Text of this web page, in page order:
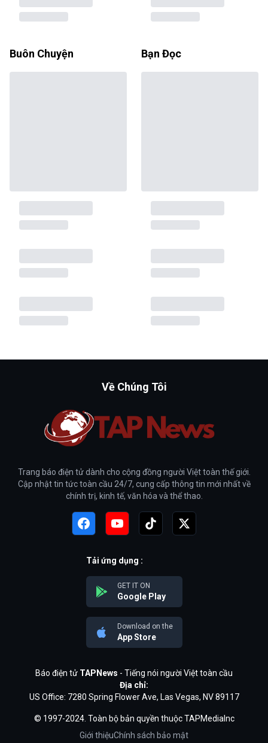
Buôn Chuyện Bạn Đọc
Về Chúng Tôi
Trang báo điện tử dành cho cộng đồng người Việt toàn thế giới.
Cập nhật tin tức toàn cầu 24/7, cung cấp thông tin mới nhất về
chính trị, kinh tế, văn hóa và thể thao.
Tải ứng dụng :
GET IT ON
Google Play
Download on the
App Store
Báo điện tử TAPNews - Tiếng nói người Việt toàn cầu
Địa chỉ:
US Office: 7280 Spring Flower Ave, Las Vegas, NV 89117
© 1997-2024. Toàn bộ bản quyền thuộc TAPMediaInc
Giới thiệuChính sách bảo mật